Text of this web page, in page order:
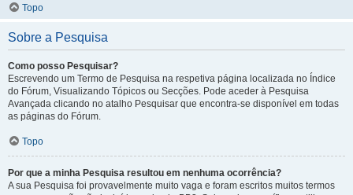
Topo
Sobre a Pesquisa
Como posso Pesquisar?
Escrevendo um Termo de Pesquisa na respetiva página localizada no Índice
do Fórum, Visualizando Tópicos ou Secções. Pode aceder à Pesquisa
Avançada clicando no atalho Pesquisar que encontra-se disponível em todas
as páginas do Fórum.
Topo
Por que a minha Pesquisa resultou em nenhuma ocorrência?
A sua Pesquisa foi provavelmente muito vaga e foram escritos muitos termos